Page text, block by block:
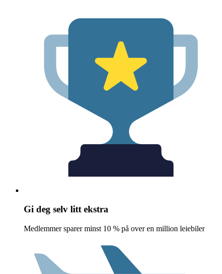
Gi deg selv litt ekstra
Medlemmer sparer minst 10 % på over en million leiebiler